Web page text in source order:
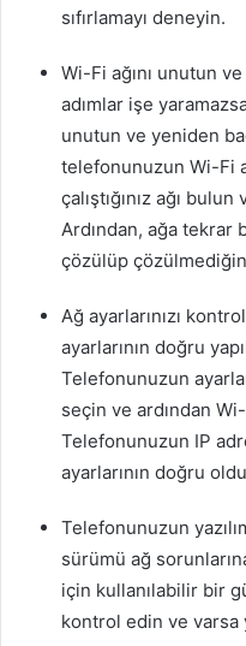
sıfırlamayı deneyin.
Wi-Fi ağını unutun
adımlar işe
unutun ve yeniden
telefonunuzun Wi-Fi
çalıştığınız ağı
Ardından, ağa tekrar
çözülüp
Ağ ayarlarınızı
ayarlarının doğru
Telefonunuzun
seçin ve ardından
Telefonunuzun IP
ayarlarının doğru
Telefonunuzun
sürümü ağ
için kullanılabilir bir
kontrol edin ve varsa